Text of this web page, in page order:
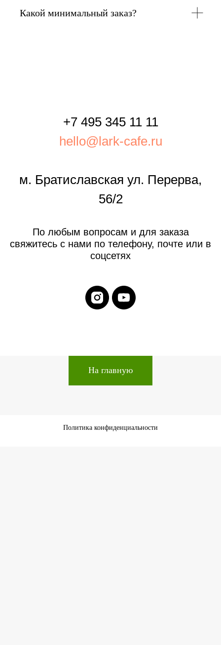
Какой минимальный заказ?
+7 495 345 11 11
hello@lark-cafe.ru
м. Братиславская ул. Перерва,
56/2
По любым вопросам и для заказа
свяжитесь с нами по телефону, почте или в
соцсетях
На главную
Политика конфиденциальности